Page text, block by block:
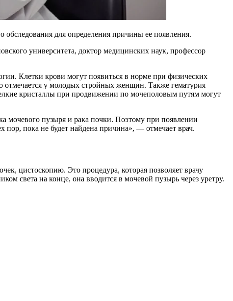
для определения причины ее появления.
университета, доктор медицинских наук, профессор
Клетки крови могут появиться в норме при физических
отмечается у молодых стройных женщин. Также гематурия
кристаллы при продвижении по мочеполовым путям могут
мочевого пузыря и рака почки. Поэтому при появлении
пор, пока не будет найдена причина», — отмечает врач.
цистоскопию. Это процедура, которая позволяет врачу
света на конце, она вводится в мочевой пузырь через уретру.